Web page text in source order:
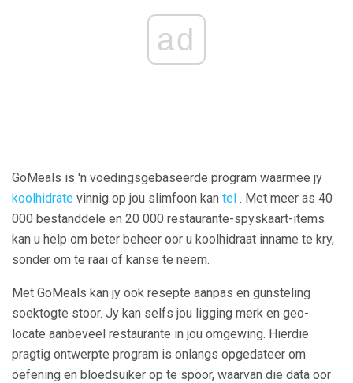
ad
GoMeals is 'n voedingsgebaseerde program waarmee jy
koolhidrate vinnig op jou slimfoon kan tel . Met meer as 40
000 bestanddele en 20 000 restaurante-spyskaart-items
kan u help om beter beheer oor u koolhidraat inname te kry,
sonder om te raai of kanse te neem.
Met GoMeals kan jy ook resepte aanpas en gunsteling
soektogte stoor. Jy kan selfs jou ligging merk en geo-
locate aanbeveel restaurante in jou omgewing. Hierdie
pragtig ontwerpte program is onlangs opgedateer om
oefening en bloedsuiker op te spoor, waarvan die data oor